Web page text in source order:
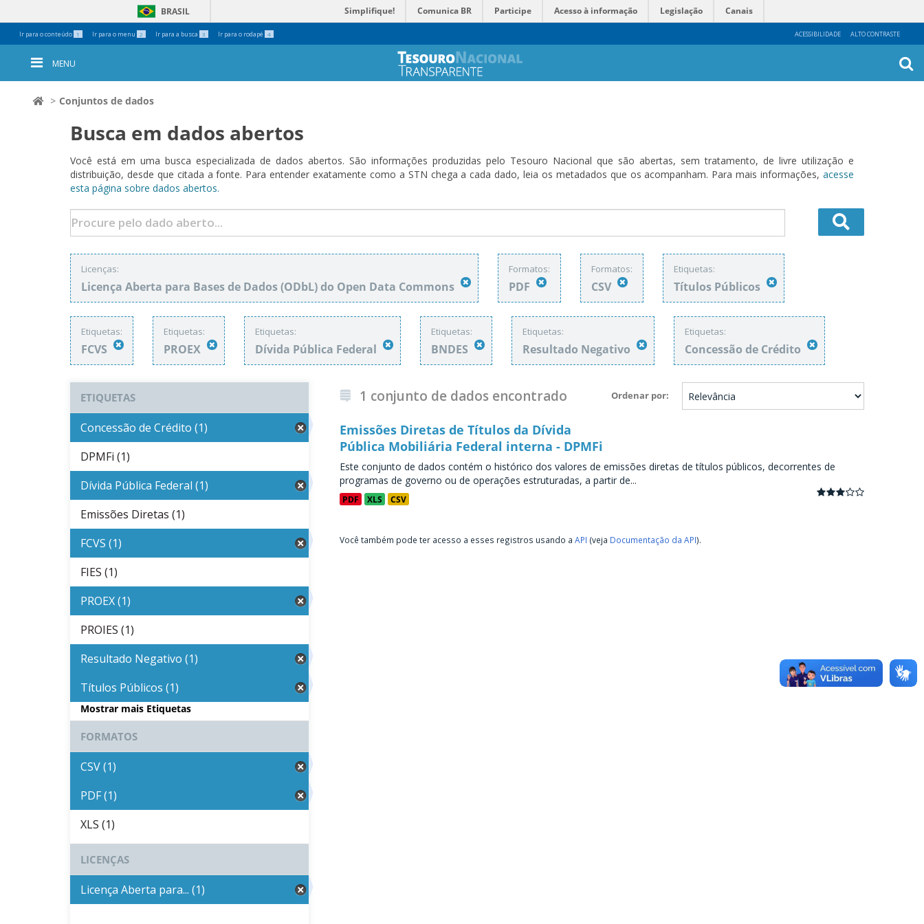
Ir para o conteúdo 1 Ir para o menu 2 Ir para a busca 3 Ir para o rodapé 4 ACESSIBILIDADE ALTO CONTRASTE
BRASIL Simplifique! Comunica BR Participe Acesso à informação Legislação Canais
Ferramentas
Pessoais
MENU
Conjuntos de dados
Busca em dados abertos
Você está em uma busca especializada de dados abertos. São informações produzidas pelo Tesouro Nacional que são abertas, sem tratamento, de livre utilização e
distribuição, desde que citada a fonte. Para entender exatamente como a STN chega a cada dado, leia os metadados que os acompanham. Para mais informações, acesse
esta página sobre dados abertos.
Licenças:
Licença Aberta para Bases de Dados (ODbL) do Open Data Commons
Formatos:
PDF
Formatos:
CSV
Etiquetas:
Títulos Públicos
Etiquetas:
FCVS
Etiquetas:
PROEX
Etiquetas:
Dívida Pública Federal
Etiquetas:
BNDES
Etiquetas:
Resultado Negativo
Etiquetas:
Concessão de Crédito
Ordenar por
1 conjunto de dados encontrado
Emissões Diretas de Títulos da Dívida
Pública Mobiliária Federal interna - DPMFi
Este conjunto de dados contém o histórico dos valores de emissões diretas de títulos públicos, decorrentes de
programas de governo ou de operações estruturadas, a partir de...
PDF XLS CSV
Você também pode ter acesso a esses registros usando a API (veja Documentação da API).
ETIQUETAS
Concessão de Crédito (1)
DPMFi (1)
Dívida Pública Federal (1)
Emissões Diretas (1)
FCVS (1)
FIES (1)
PROEX (1)
PROIES (1)
Resultado Negativo (1)
Títulos Públicos (1)
Mostrar mais Etiquetas
FORMATOS
CSV (1)
PDF (1)
XLS (1)
LICENÇAS
Licença Aberta para... (1)